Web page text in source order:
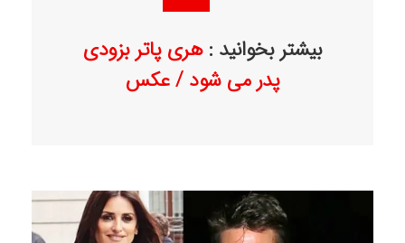
بیشتر بخوانید :هری پاتر بزودی
پدر می شود / عکس